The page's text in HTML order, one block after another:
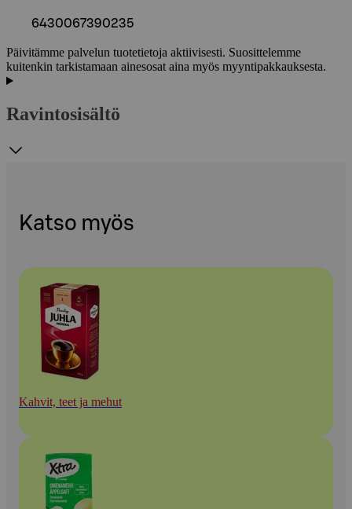
6430067390235
Päivitämme palvelun tuotetietoja aktiivisesti. Suosittelemme
kuitenkin tarkistamaan ainesosat aina myös myyntipakkauksesta.
Ravintosisältö
Katso myös
Kahvit, teet ja mehut